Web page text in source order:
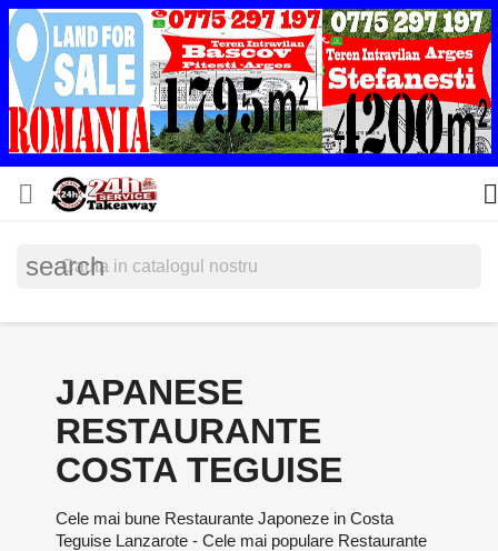
 
search
JAPANESE
RESTAURANTE
COSTA TEGUISE
Cele mai bune Restaurante Japoneze in Costa
Teguise Lanzarote - Cele mai populare Restaurante